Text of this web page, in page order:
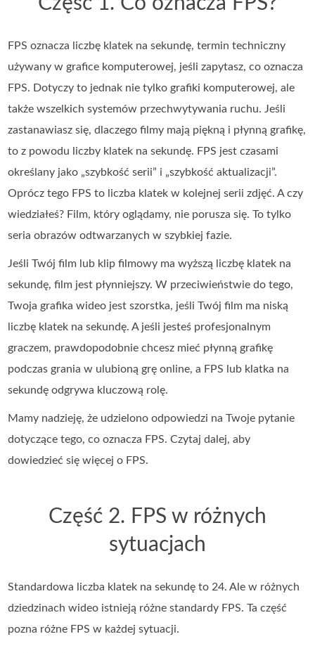
FPS oznacza liczbę klatek na sekundę, termin techniczny
używany w grafice komputerowej, jeśli zapytasz, co oznacza
FPS. Dotyczy to jednak nie tylko grafiki komputerowej, ale
także wszelkich systemów przechwytywania ruchu. Jeśli
zastanawiasz się, dlaczego filmy mają piękną i płynną grafikę,
to z powodu liczby klatek na sekundę. FPS jest czasami
określany jako „szybkość serii” i „szybkość aktualizacji”.
Oprócz tego FPS to liczba klatek w kolejnej serii zdjęć. A czy
wiedziałeś? Film, który oglądamy, nie porusza się. To tylko
seria obrazów odtwarzanych w szybkiej fazie.
Jeśli Twój film lub klip filmowy ma wyższą liczbę klatek na
sekundę, film jest płynniejszy. W przeciwieństwie do tego,
Twoja grafika wideo jest szorstka, jeśli Twój film ma niską
liczbę klatek na sekundę. A jeśli jesteś profesjonalnym
graczem, prawdopodobnie chcesz mieć płynną grafikę
podczas grania w ulubioną grę online, a FPS lub klatka na
sekundę odgrywa kluczową rolę.
Mamy nadzieję, że udzielono odpowiedzi na Twoje pytanie
dotyczące tego, co oznacza FPS. Czytaj dalej, aby
dowiedzieć się więcej o FPS.
Część 2. FPS w różnych
sytuacjach
Standardowa liczba klatek na sekundę to 24. Ale w różnych
dziedzinach wideo istnieją różne standardy FPS. Ta część
pozna różne FPS w każdej sytuacji.